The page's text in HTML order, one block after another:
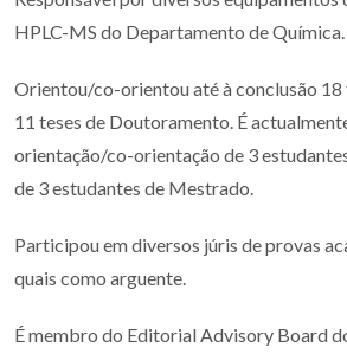
HPLC-MS do Departamento de Química.
Orientou/co-orientou até à conclusão
11 teses de Doutoramento. É
orientação/co-orientação de 3
de 3 estudantes de Mestrado.
Participou em diversos júris de provas
quais como arguente.
É membro do Editorial Advisory Board